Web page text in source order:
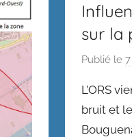
sur la
Publié le
L’ORS
bruit et